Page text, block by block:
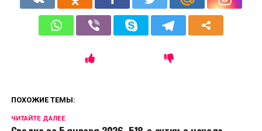
ПОХОЖИЕ ТЕМЫ:
ЧИТАЙТЕ ДАЛЕЕ